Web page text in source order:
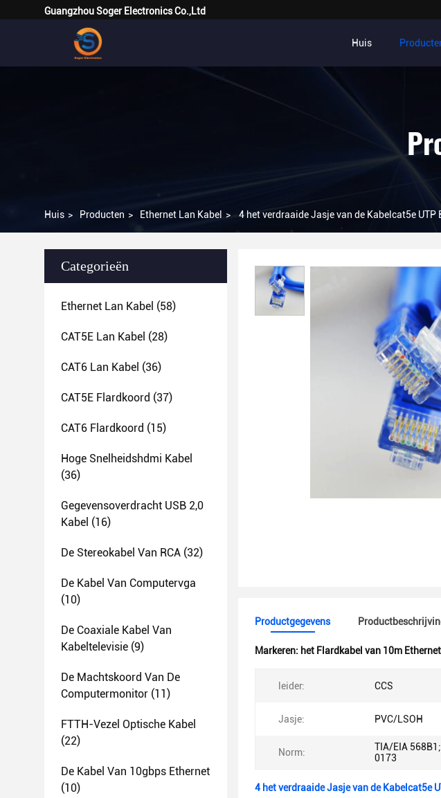
Guangzhou Soger Electronics Co.,Ltd
Huis
Huis > Producten > Ethernet Lan Kabel > 4 het verdraaide Jasje van de Kabelcat5e
Categorieën
Ethernet Lan Kabel (58)
CAT5E Lan Kabel (28)
CAT6 Lan Kabel (36)
CAT5E Flardkoord (37)
CAT6 Flardkoord (15)
Hoge Snelheidshdmi Kabel
(36)
Gegevensoverdracht USB 2,0
Kabel (16)
De Stereokabel Van RCA (32)
De Kabel Van Computervga
(10)
De Coaxiale Kabel Van
Kabeltelevisie (9)
De Machtskoord Van De
Computermonitor (11)
FTTH-Vezel Optische Kabel
(22)
De Kabel Van 10gbps Ethernet
(10)
Productgegevens
Markeren: het Flardkabel van 10m Ethernet
leider: CCS
Jasje: PVC/LSOH
Norm:
TIA/EIA
0173
4 het verdraaide Jasje van de Kabelcat5e